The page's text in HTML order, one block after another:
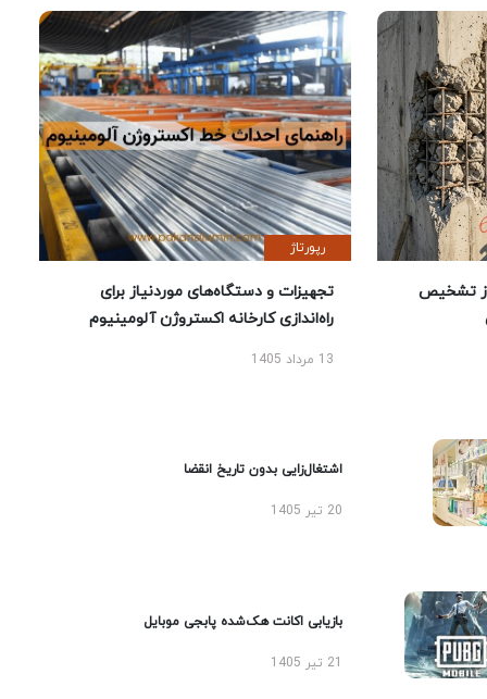
تشخیص
رپورتاژ
تجهیزات و دستگاه‌های موردنیاز برای
راه‌اندازی کارخانه اکستروژن آلومینیوم
13 مرداد 1405
اشتغال‌زایی بدون تاریخ انقضا
20 تیر 1405
بازیابی اکانت هک‌شده پابجی موبایل